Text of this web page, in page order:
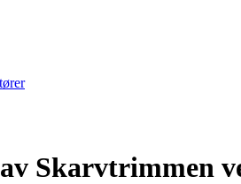
Skarvtrimmen